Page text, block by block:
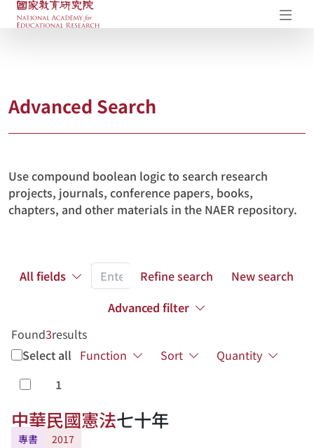
NAER Research Repository
Advanced Search
Use compound boolean logic to search research
projects, journals, conference papers, books,
chapters, and other materials in the NAER repository.
All fields Refine search
New search
Advanced filter
Found3results
Select all Function Sort
Quantity
Select
1
中華民國憲法七十年
專書 2017